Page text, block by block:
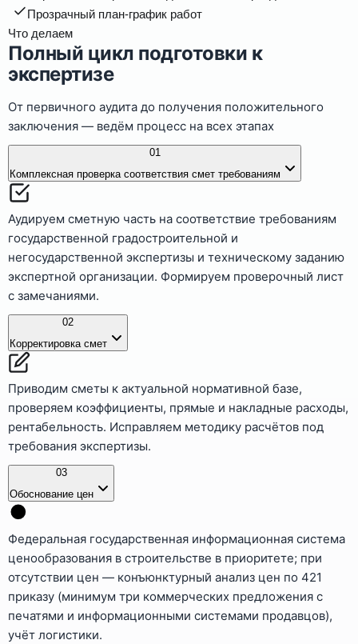
Прозрачный план-график работ
Что делаем
Полный цикл подготовки к
экспертизе
От первичного аудита до получения положительного
заключения — ведём процесс на всех этапах
01
Комплексная проверка соответствия смет требованиям
Аудируем сметную часть на соответствие требованиям
государственной градостроительной и
негосударственной экспертизы и техническому заданию
экспертной организации. Формируем проверочный лист
с замечаниями.
02
Корректировка смет
Приводим сметы к актуальной нормативной базе,
проверяем коэффициенты, прямые и накладные расходы,
рентабельность. Исправляем методику расчётов под
требования экспертизы.
03
Обоснование цен
Федеральная государственная информационная система
ценообразования в строительстве в приоритете; при
отсутствии цен — конъюнктурный анализ цен по 421
приказу (минимум три коммерческих предложения с
печатями и информационными системами продавцов),
учёт логистики.